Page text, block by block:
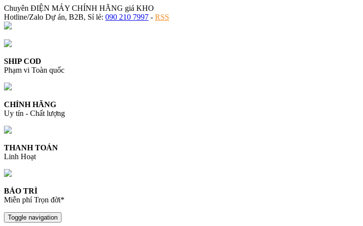
Chuyên ĐIỆN MÁY CHÍNH HÃNG giá KHO
Hotline/Zalo Dự án, B2B, Sỉ lẻ: 090 210 7997 - RSS
SHIP COD
Phạm vi Toàn quốc
CHÍNH HÃNG
Uy tín - Chất lượng
THANH TOÁN
Linh Hoạt
BẢO TRÌ
Miễn phí Trọn đời*
Toggle navigation